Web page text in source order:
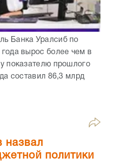
Банка Уралсиб по
вырос более чем в
показателю прошлого
составил 86,3 млрд
назвал
политики